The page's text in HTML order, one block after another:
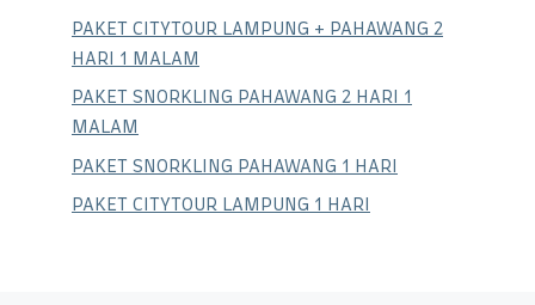
PAKET CITYTOUR LAMPUNG + PAHAWANG 2
HARI 1 MALAM
PAKET SNORKLING PAHAWANG 2 HARI 1
MALAM
PAKET SNORKLING PAHAWANG 1 HARI
PAKET CITYTOUR LAMPUNG 1 HARI